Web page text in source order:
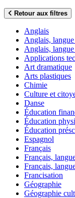
Retour aux filtres
Anglais
Anglais,
Anglais, langue
Applications
Art dramatique
Arts plastiques
Chimie
Culture et
Danse
Éducation
Éducation
Éducation
Espagnol
Français
Français,
Français,
Francisation
Géographie
Géographie